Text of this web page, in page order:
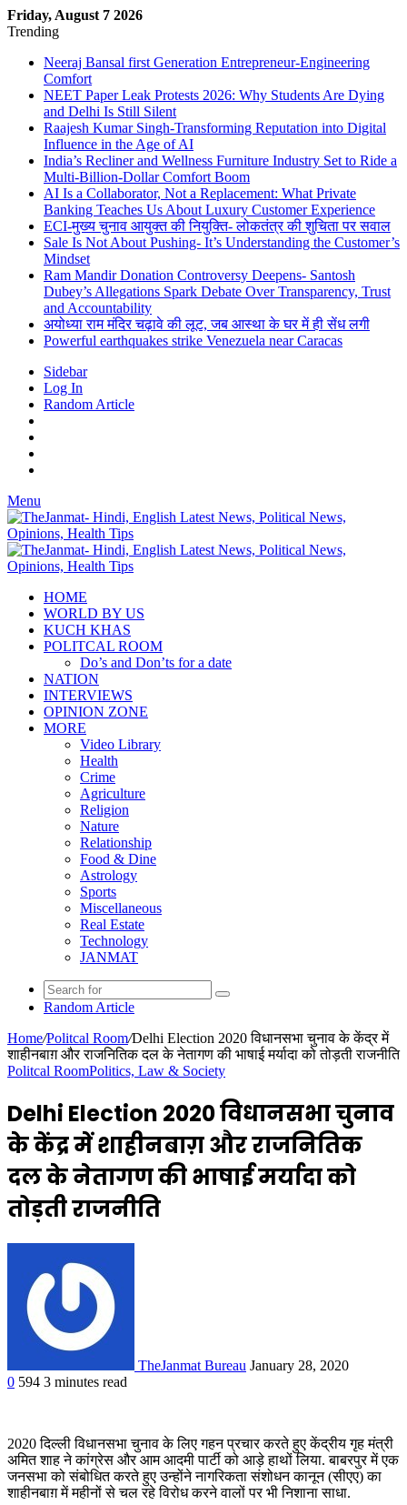
Friday, August 7 2026
Trending
Neeraj Bansal first Generation Entrepreneur-Engineering
Comfort
NEET Paper Leak Protests 2026: Why Students Are Dying
and Delhi Is Still Silent
Raajesh Kumar Singh-Transforming Reputation into Digital
Influence in the Age of AI
India’s Recliner and Wellness Furniture Industry Set to Ride a
Multi-Billion-Dollar Comfort Boom
AI Is a Collaborator, Not a Replacement: What Private
Banking Teaches Us About Luxury Customer Experience
ECI-मुख्य चुनाव आयुक्त की नियुक्ति- लोकतंत्र की शुचिता पर सवाल
Sale Is Not About Pushing- It’s Understanding the Customer’s
Mindset
Ram Mandir Donation Controversy Deepens- Santosh
Dubey’s Allegations Spark Debate Over Transparency, Trust
and Accountability
अयोध्या राम मंदिर चढ़ावे की लूट, जब आस्था के घर में ही सेंध लगी
Powerful earthquakes strike Venezuela near Caracas
Sidebar
Log In
Random Article
Menu
HOME
WORLD BY US
KUCH KHAS
POLITCAL ROOM
Do’s and Don’ts for a date
NATION
INTERVIEWS
OPINION ZONE
MORE
Video Library
Health
Crime
Agriculture
Religion
Nature
Relationship
Food & Dine
Astrology
Sports
Miscellaneous
Real Estate
Technology
JANMAT
Random Article
Home/Politcal Room/Delhi Election 2020 विधानसभा चुनाव के केंद्र में
शाहीनबाग़ और राजनितिक दल के नेतागण की भाषाई मर्यादा को तोड़ती राजनीति
Politcal RoomPolitics, Law & Society
Delhi Election 2020 विधानसभा चुनाव
के केंद्र में शाहीनबाग़ और राजनितिक
दल के नेतागण की भाषाई मर्यादा को
तोड़ती राजनीति
TheJanmat Bureau January 28, 2020
0 594 3 minutes read
2020 दिल्ली विधानसभा चुनाव के लिए गहन प्रचार करते हुए केंद्रीय गृह मंत्री
अमित शाह ने कांग्रेस और आम आदमी पार्टी को आड़े हाथों लिया. बाबरपुर में एक
जनसभा को संबोधित करते हुए उन्होंने नागरिकता संशोधन कानून (सीएए) का
शाहीनबाग़ में महीनों से चल रहे विरोध करने वालों पर भी निशाना साधा.